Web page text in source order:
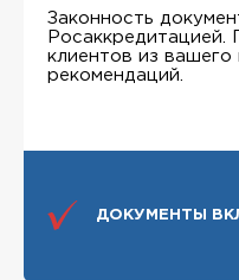
Законность
Росаккредитацией.
клиентов из вашего
рекомендаций.
ДОКУМЕНТЫ